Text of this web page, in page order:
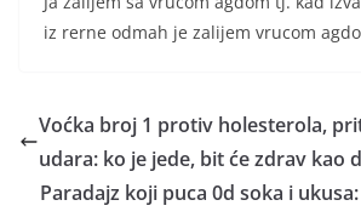
iz rerne odmah je zalijem vrucom
Voćka broj 1 protiv holesterola,
udara: ko je jede, bit će zdrav kao
Paradajz koji puca 0d soka i